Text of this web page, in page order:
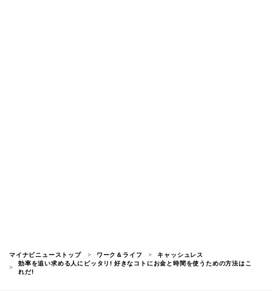
マイナビニューストップ ワーク＆ライフ
キャッシュレス
効率を追い求める人にピッタリ! 好きなコトにお金と時間を使うための方法はこ
れだ!